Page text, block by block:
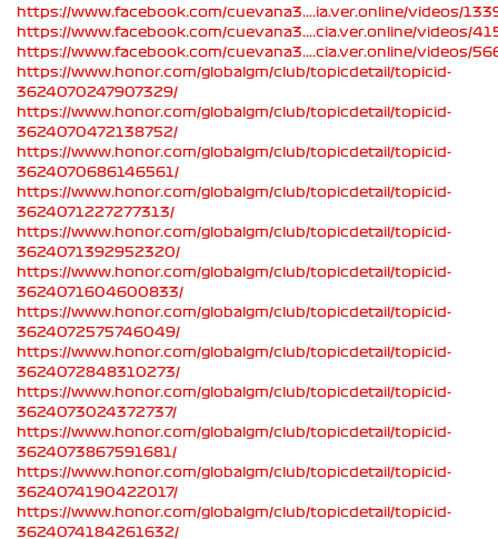
https://www.facebook.com/cuevana3....ia.ver.online/videos/
https://www.facebook.com/cuevana3....cia.ver.online/videos/
https://www.facebook.com/cuevana3....cia.ver.online/videos/
https://www.honor.com/globalgm/club/topicdetail/topicid-
3624070247907329/
https://www.honor.com/globalgm/club/topicdetail/topicid-
3624070472138752/
https://www.honor.com/globalgm/club/topicdetail/topicid-
3624070686146561/
https://www.honor.com/globalgm/club/topicdetail/topicid-
3624071227277313/
https://www.honor.com/globalgm/club/topicdetail/topicid-
3624071392952320/
https://www.honor.com/globalgm/club/topicdetail/topicid-
3624071604600833/
https://www.honor.com/globalgm/club/topicdetail/topicid-
3624072575746049/
https://www.honor.com/globalgm/club/topicdetail/topicid-
3624072848310273/
https://www.honor.com/globalgm/club/topicdetail/topicid-
3624073024372737/
https://www.honor.com/globalgm/club/topicdetail/topicid-
3624073867591681/
https://www.honor.com/globalgm/club/topicdetail/topicid-
3624074190422017/
https://www.honor.com/globalgm/club/topicdetail/topicid-
3624074184261632/